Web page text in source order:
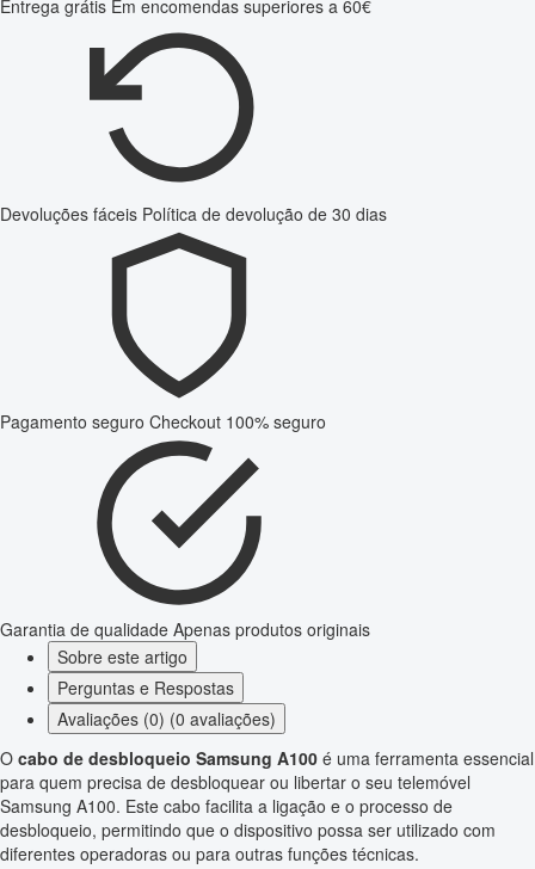
Entrega grátis Em encomendas superiores a 60€
Devoluções fáceis Política de devolução de 30 dias
Pagamento seguro Checkout 100% seguro
Garantia de qualidade Apenas produtos originais
Sobre este artigo
Perguntas e Respostas
Avaliações (0) (0 avaliações)
O cabo de desbloqueio Samsung A100 é uma ferramenta essencial
para quem precisa de desbloquear ou libertar o seu telemóvel
Samsung A100. Este cabo facilita a ligação e o processo de
desbloqueio, permitindo que o dispositivo possa ser utilizado com
diferentes operadoras ou para outras funções técnicas.